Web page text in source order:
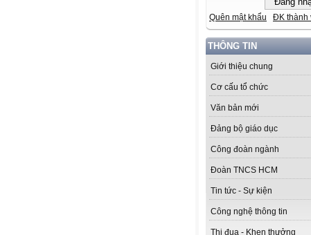
Quên mật khẩu ĐK thành
THÔNG TIN
Giới thiệu chung
Cơ cấu tổ chức
Văn bản mới
Đảng bộ giáo dục
Công đoàn ngành
Đoàn TNCS HCM
Tin tức - Sự kiện
Công nghệ thông tin
Thi đua - Khen thưởng